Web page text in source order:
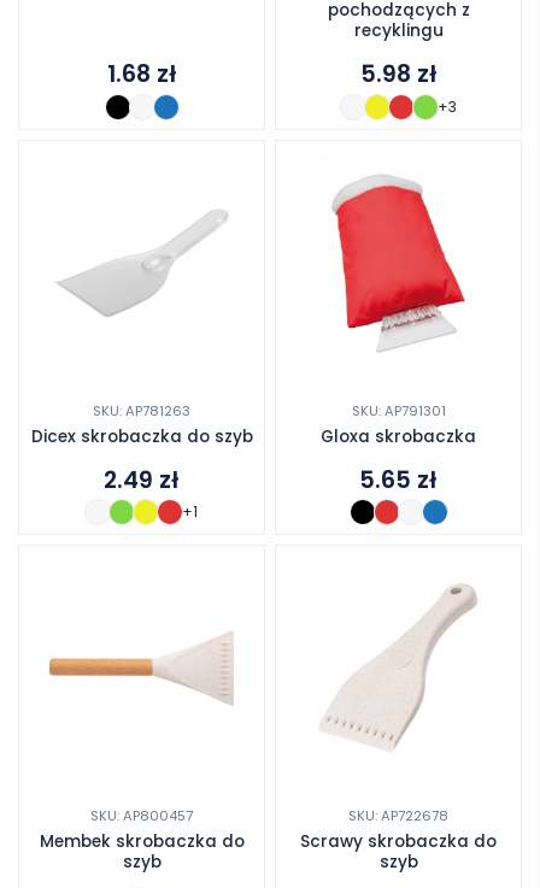
1.68 zł
pochodzących z
recyklingu
5.98 zł
+3
SKU: AP781263
Dicex skrobaczka do szyb
2.49 zł
+1
SKU: AP791301
Gloxa skrobaczka
5.65 zł
SKU: AP800457
Membek skrobaczka do
szyb
SKU: AP722678
Scrawy skrobaczka do
szyb